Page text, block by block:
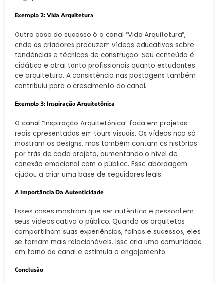
Exemplo 2: Vida Arquitetura
Outro case de sucesso é o canal “Vida Arquitetura”,
onde os criadores produzem vídeos educativos sobre
tendências e técnicas de construção. Seu conteúdo é
didático e atrai tanto profissionais quanto estudantes
de arquitetura. A consistência nas postagens também
contribuiu para o crescimento do canal.
Exemplo 3: Inspiração Arquitetônica
O canal “Inspiração Arquitetônica” foca em projetos
reais apresentados em tours visuais. Os vídeos não só
mostram os designs, mas também contam as histórias
por trás de cada projeto, aumentando o nível de
conexão emocional com o público. Essa abordagem
ajudou a criar uma base de seguidores leais.
A Importância Da Autenticidade
Esses cases mostram que ser autêntico e pessoal em
seus vídeos cativa o público. Quando os arquitetos
compartilham suas experiências, falhas e sucessos, eles
se tornam mais relacionáveis. Isso cria uma comunidade
em torno do canal e estimula o engajamento.
Conclusão